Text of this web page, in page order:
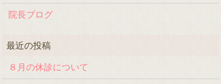
院長ブログ
８月の休診について